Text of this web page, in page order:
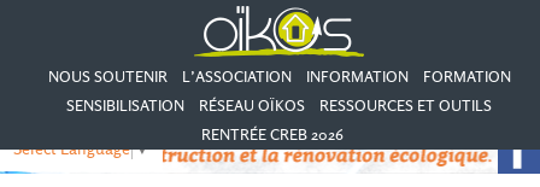
NOUS SOUTENIR L’ASSOCIATION INFORMATION
FORMATION
SENSIBILISATION
RÉSEAU OÏKOS
RESSOURCES ET OUTILS
RENTRÉE CREB 2026
Select Language▼